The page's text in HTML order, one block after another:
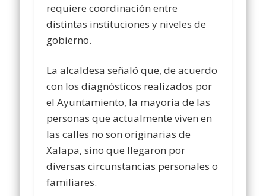
requiere coordinación entre
distintas instituciones y niveles de
gobierno.
La alcaldesa señaló que, de acuerdo
con los diagnósticos realizados por
el Ayuntamiento, la mayoría de las
personas que actualmente viven en
las calles no son originarias de
Xalapa, sino que llegaron por
diversas circunstancias personales o
familiares.